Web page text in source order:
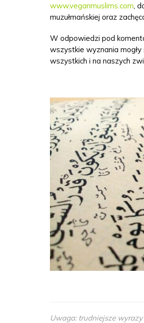
www.veganmuslims.com,
muzułmańskiej oraz
W odpowiedzi pod
wszystkie wyznania
wszystkich i na naszych
Uwaga: trudniejsze